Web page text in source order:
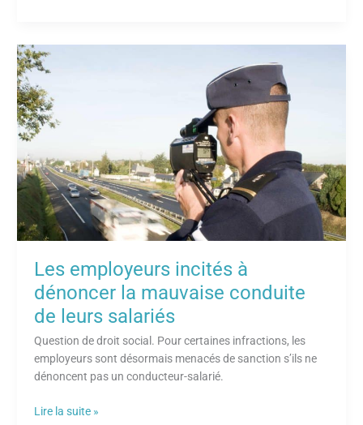
Les employeurs incités à
dénoncer la mauvaise conduite
de leurs salariés
Question de droit social. Pour certaines infractions, les
employeurs sont désormais menacés de sanction s’ils ne
dénoncent pas un conducteur-salarié.
Les
employeurs
incités
à
dénoncer
la
mauvaise
conduite
de
leurs
salariés
Lire la suite »